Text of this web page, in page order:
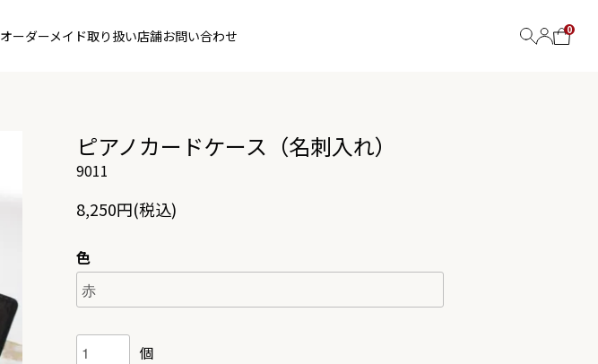
オーダーメイド取り扱い店舗お問い合わせ 0
ピアノカードケース（名刺入れ）
9011
8,250円(税込)
色
個